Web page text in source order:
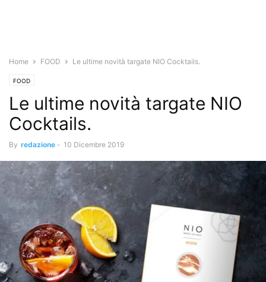
Home FOOD Le ultime novità targate NIO Cocktails.
FOOD
Le ultime novità targate NIO
Cocktails.
By redazione - 10 Dicembre 2019